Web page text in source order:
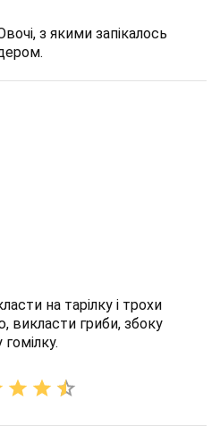
з якими запікалось
на тарілку і трохи
викласти гриби, збоку